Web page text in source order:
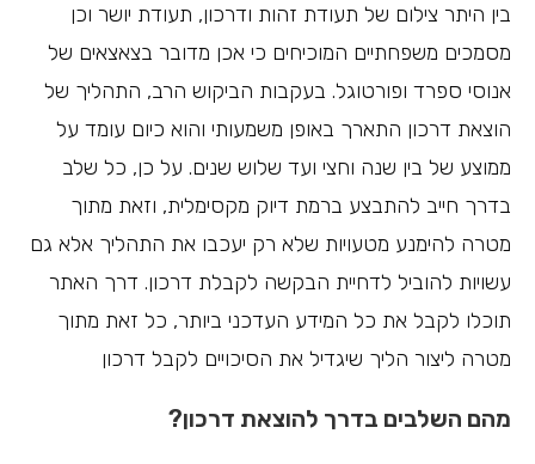
בין היתר צילום של תעודת זהות ודרכון, תעודת יושר וכן
מסמכים משפחתיים המוכיחים כי אכן מדובר בצאצאים של
אנוסי ספרד ופורטוגל. בעקבות הביקוש הרב, התהליך של
הוצאת דרכון התארך באופן משמעותי והוא כיום עומד על
ממוצע של בין שנה וחצי ועד שלוש שנים. על כן, כל שלב
בדרך חייב להתבצע ברמת דיוק מקסימלית, וזאת מתוך
מטרה להימנע מטעויות שלא רק יעכבו את התהליך אלא גם
עשויות להוביל לדחיית הבקשה לקבלת דרכון. דרך האתר
תוכלו לקבל את כל המידע העדכני ביותר, כל זאת מתוך
מטרה ליצור הליך שיגדיל את הסיכויים לקבל דרכון
מהם השלבים בדרך להוצאת דרכון?